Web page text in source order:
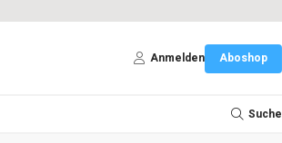
Anmelden Aboshop
Suche